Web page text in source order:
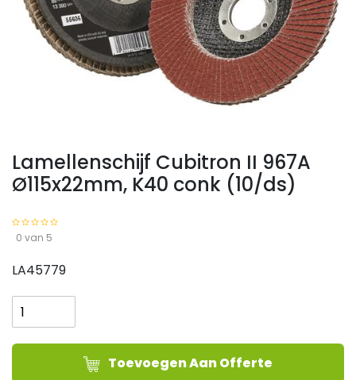
Lamellenschijf Cubitron II 967A
Ø115x22mm, K40 conk (10/ds)
0 van 5
LA45779
Cubitron
II
967A
Ø115x22mm,
Toevoegen Aan Offerte